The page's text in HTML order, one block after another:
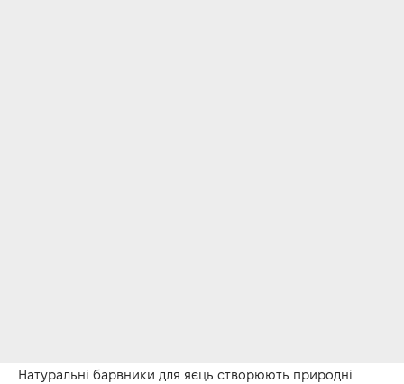
Натуральні барвники для яєць створюють природні